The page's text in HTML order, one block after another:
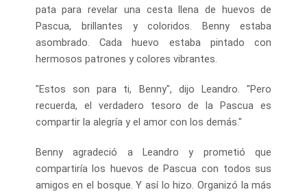
pata para revelar una cesta llena de huevos de
Pascua, brillantes y coloridos. Benny estaba
asombrado. Cada huevo estaba pintado con
hermosos patrones y colores vibrantes.
"Estos son para ti, Benny", dijo Leandro. "Pero
recuerda, el verdadero tesoro de la Pascua es
compartir la alegría y el amor con los demás."
Benny agradeció a Leandro y prometió que
compartiría los huevos de Pascua con todos sus
amigos en el bosque. Y así lo hizo. Organizó la más